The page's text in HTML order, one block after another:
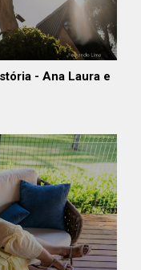
- Ana Laura e